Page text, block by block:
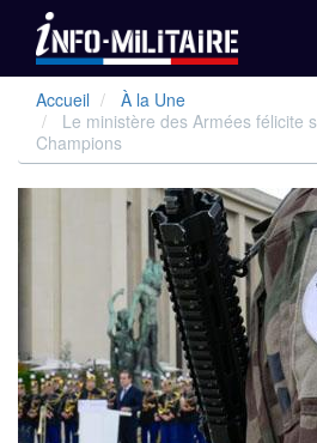
contenu
principal
Accueil
À la Une
Le ministère des Armées félicite
Champions